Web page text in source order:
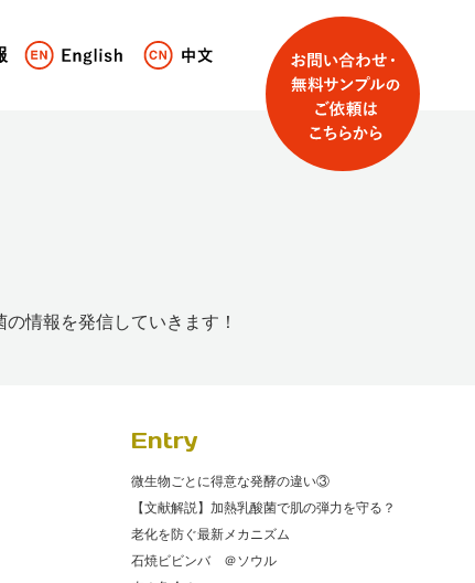
情報を発信していきます！
Entry
微生物ごとに得意な発酵の違い③
【文献解説】加熱乳酸菌で肌の弾力を守る？
老化を防ぐ最新メカニズム
石焼ビビンバ ＠ソウル